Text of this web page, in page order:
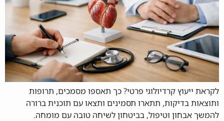
לקראת ייעוץ קרדיולוגי פרטי? כך תאספו מסמכים, תרופות
ותוצאות בדיקות, תתארו תסמינים ותצאו עם תוכנית ברורה
להמשך אבחון וטיפול, בביטחון לשיחה טובה עם מומחה.